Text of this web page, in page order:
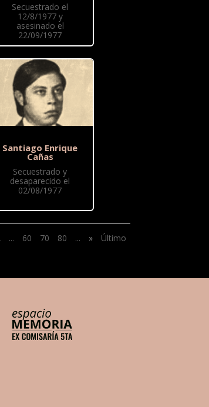
Secuestrado el
12/8/1977 y
asesinado el
22/09/1977
Santiago Enrique
Cañas
Secuestrado y
desaparecido el
02/08/1977
... 60 70 80 ... » Último